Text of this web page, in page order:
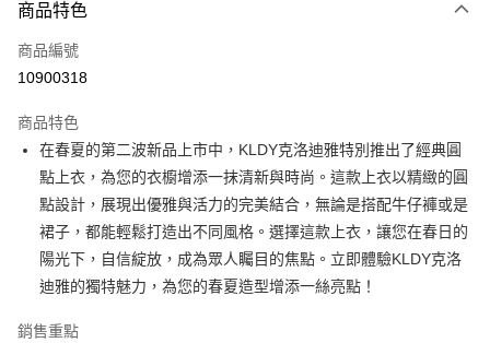
信用卡一次付款
超商取貨付款
運送方式
全家取貨付款
免運費
付款後全家取貨
免運費
7-11取貨付款
商品特色
商品編號
10900318
商品特色
在春夏的第二波新品上市中，KLDY克洛迪雅特別推出了經典圓
點上衣，為您的衣櫥增添一抹清新與時尚。這款上衣以精緻的圓
點設計，展現出優雅與活力的完美結合，無論是搭配牛仔褲或是
裙子，都能輕鬆打造出不同風格。選擇這款上衣，讓您在春日的
陽光下，自信綻放，成為眾人矚目的焦點。立即體驗KLDY克洛
迪雅的獨特魅力，為您的春夏造型增添一絲亮點！
銷售重點